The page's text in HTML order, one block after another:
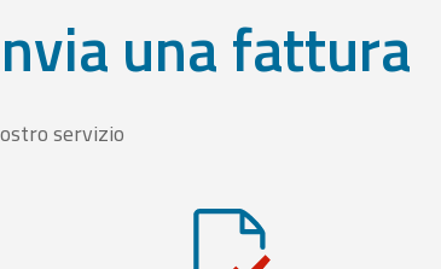
una fattura
servizio